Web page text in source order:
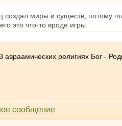
создал миры и существ, потому
это что-то вроде игры.
религиях Бог -